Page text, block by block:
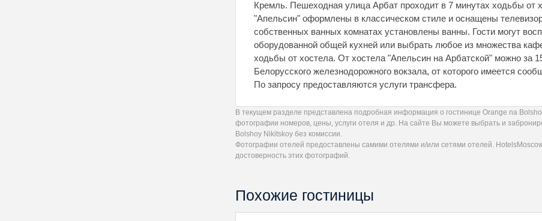
Кремль. Пешеходная улица Арбат проходит в 7 минутах ходьбы от
"Апельсин" оформлены в классическом стиле и оснащены
собственных ванных комнатах установлены ванны. Гости могут
оборудованной общей кухней или выбрать любое из множества
ходьбы от хостела. От хостела "Апельсин на Арбатской" можно за
Белорусского железнодорожного вокзала, от которого имеется
По запросу предоставляются услуги трансфера.
В текущем разделе представлена подробная информация о гостинице Orange na
фотографии номеров, цены, услуги отеля и др. На сайте Вы можете выбрать и
Bolshoy Nikitskoy без комиссии.
Фотографии отелей предоставлены самими отелями и/или сетями отелей.
достоверность этих фотографий.
Похожие гостиницы